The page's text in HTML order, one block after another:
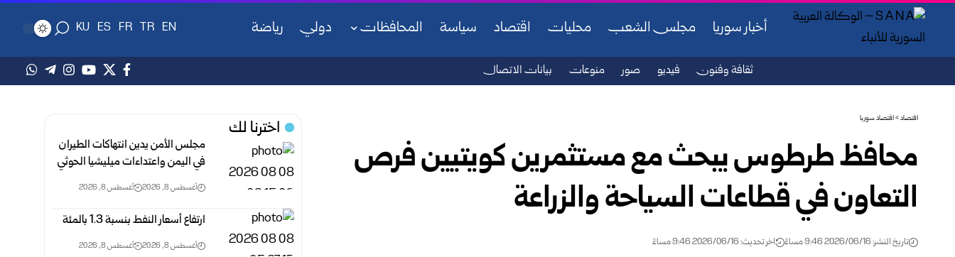
أخبار سوريا مجلس الشعب محليات اقتصاد سياسة المحافظات دولي رياضة EN
TR
FR
ES
KU
ثقافة وفنون فيديو صور منوعات بيانات الاتصال
اقتصاد>اقتصاد سوريا
محافظ طرطوس يبحث مع مستثمرين كويتيين فرص
التعاون في قطاعات السياحة والزراعة
تاريخ النشر: 2026/06/16 9:46 مساءً اخر تحديث: 2026/06/16 9:46 مساءً
اخترنا لك
مجلس الأمن يدين انتهاكات الطيران
في اليمن واعتداءات ميليشيا الحوثي
أغسطس 8, 2026 أغسطس 8, 2026
ارتفاع أسعار النفط بنسبة 1.3 بالمئة
أغسطس 8, 2026 أغسطس 8, 2026